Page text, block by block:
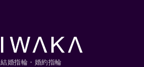
結婚指輪・婚約指輪